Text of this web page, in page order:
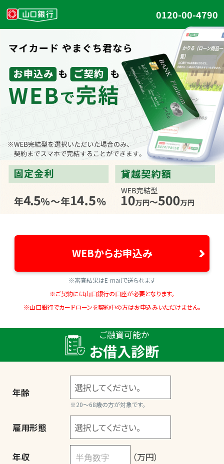
0120-00-4790
WEBからお申込み
※審査結果はE-mailで送られます
※ご契約には山口銀行の口座が必要となります。
※山口銀行でカードローンを契約中の方はお申込みいただけません。
ご融資可能か
お借入診断
年齢
※20～68歳の方が対象です。
雇用形態
年収
（万円）